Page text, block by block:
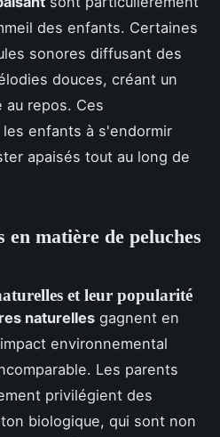
des enfants. Certaines
sonores diffusant des
douces, créant un
repos. Ces
enfants à s'endormir
apaisés tout au long de
en matière de peluches
et leur popularité
naturelles gagnent en
environnemental
Les parents
privilégient des
biologique, qui sont non